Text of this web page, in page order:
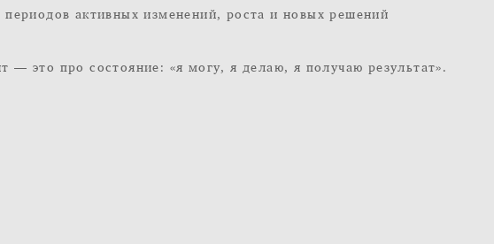
периодов активных изменений, роста и новых решений
— это про состояние: «я могу, я делаю, я получаю результат».